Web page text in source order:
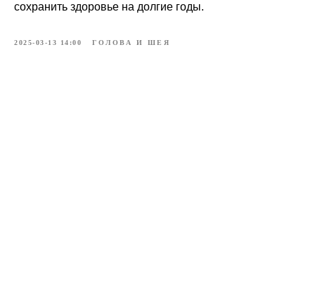
сохранить здоровье на долгие годы.
2025-03-13 14:00 ГОЛОВА И ШЕЯ